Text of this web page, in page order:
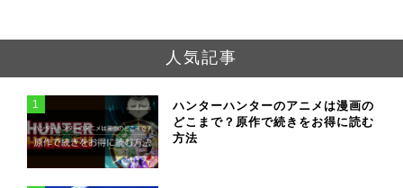
人気記事
1
ハンターハンターのアニメは漫画の
どこまで？原作で続きをお得に読む
方法